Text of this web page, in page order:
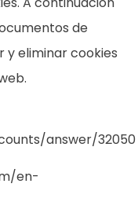
de
eliminar cookies
answer/32050
en-